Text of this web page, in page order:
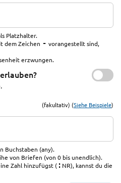
Platzhalter.
dem Zeichen - vorangestellt sind,
erzwungen.
(fakultativ) (Siehe Beispiele)
Buchstaben (any).
von Briefen (von 0 bis unendlich).
Zahl hinzufügst (: NR), kannst du die